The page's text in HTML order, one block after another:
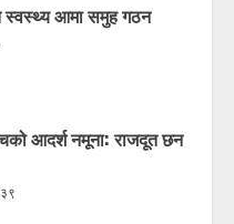
स्वस्थ्य आमा समुह गठन
आदर्श नमूना: राजदूत छन